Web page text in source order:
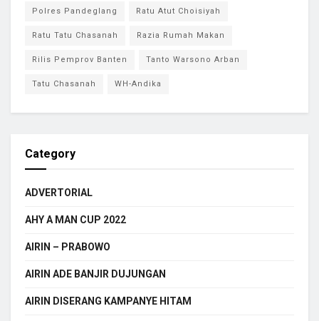
Polres Pandeglang Ratu Atut Choisiyah
Ratu Tatu Chasanah Razia Rumah Makan
Rilis Pemprov Banten Tanto Warsono Arban
Tatu Chasanah WH-Andika
Category
ADVERTORIAL
AHY A MAN CUP 2022
AIRIN – PRABOWO
AIRIN ADE BANJIR DUJUNGAN
AIRIN DISERANG KAMPANYE HITAM